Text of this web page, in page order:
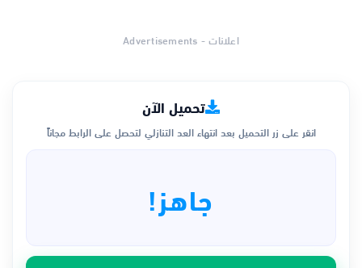
اعلانات - Advertisements
تحميل الآن
انقر على زر التحميل بعد انتهاء العد التنازلي لتحصل على الرابط مجاناً
جاهز!